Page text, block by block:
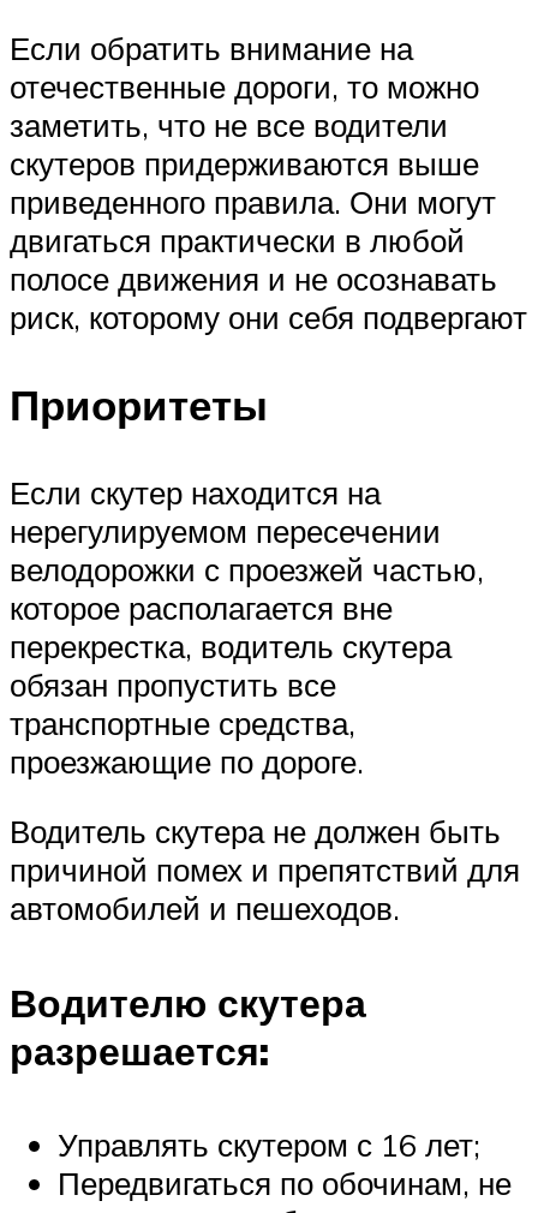
Если обратить внимание на
отечественные дороги, то можно
заметить, что не все водители
скутеров придерживаются выше
приведенного правила. Они могут
двигаться практически в любой
полосе движения и не осознавать
риск, которому они себя подвергают
Приоритеты
Если скутер находится на
нерегулируемом пересечении
велодорожки с проезжей частью,
которое располагается вне
перекрестка, водитель скутера
обязан пропустить все
транспортные средства,
проезжающие по дороге.
Водитель скутера не должен быть
причиной помех и препятствий для
автомобилей и пешеходов.
Водителю скутера
разрешается:
Управлять скутером с 16 лет;
Передвигаться по обочинам, не